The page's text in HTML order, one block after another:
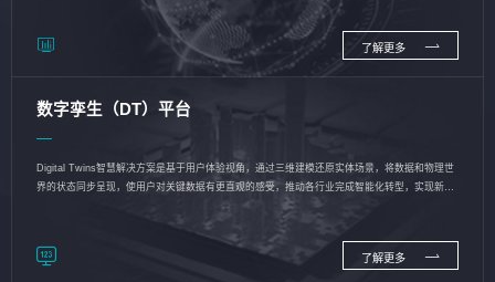
了解更多
数字孪生（DT）平台
Digital Twins智慧解决方案是基于用户体验视角，通过三维建模还原实体场景，将数据和物理世
界的状态同步呈现，使用户对关键数据有更直观的感受，推动各行业完成智能化转型，实现新旧
了解更多